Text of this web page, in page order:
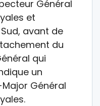
Général
et
avant de
du
qui
un
Général